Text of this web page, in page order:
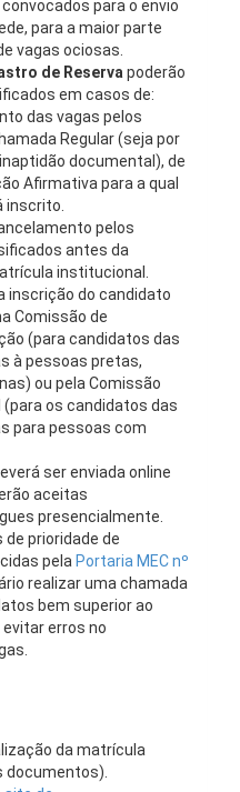
para o envio
para a maior parte
vagas ociosas.
de Reserva poderão
em casos de:
das vagas pelos
Regular (seja por
documental), de
Afirmativa para a qual
inscrito.
pelos
antes da
institucional.
inscrição do candidato
Comissão de
(para candidatos das
à pessoas pretas,
ou pela Comissão
os candidatos das
para pessoas com
ser enviada online
aceitas
presencialmente.
de prioridade de
pela Portaria MEC nº
realizar uma chamada
bem superior ao
erros no
da matrícula
documentos).